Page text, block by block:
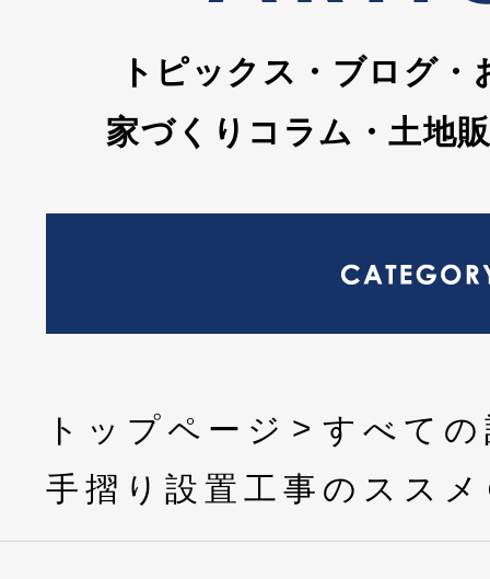
トピックス・ブログ・
家づくりコラム・土地
トップページ
すべて
手摺り設置工事のスス